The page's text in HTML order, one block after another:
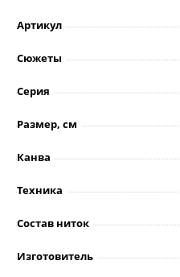
Артикул
Сюжеты
Серия
Размер, см
Канва
Техника
Состав ниток
Изготовитель